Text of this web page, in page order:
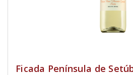
Ficada Península de